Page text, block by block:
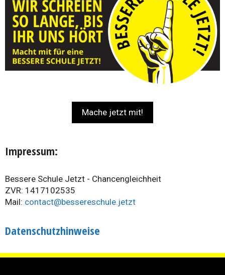
Mache jetzt mit!
Impressum:
Bessere Schule Jetzt - Chancengleichheit
ZVR: 1417102535
Mail: contact@bessereschule.jetzt
Datenschutzhinweise